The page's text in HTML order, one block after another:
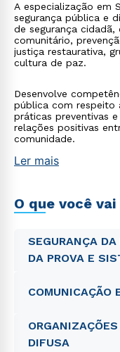
A especialização em
segurança pública e
de segurança
comunitário,
justiça restaurativa,
cultura de paz.
Desenvolve
pública com respeito
práticas preventivas
relações positivas
comunidade.
Ler mais
O que você
SEGURANÇA DA
DA PROVA E
COMUNICAÇÃO
DIFUSA